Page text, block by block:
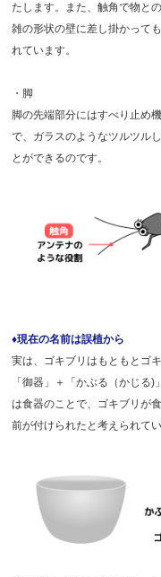
たします。また、触角で物と
雑の形状の壁に差し掛かって
れています。
・脚
脚の先端部分にはすべり止め
で、ガラスのようなツルツル
とができるのです。
♦現在の名前は誤植から
実は、ゴキブリはもともとゴ
「御器」＋「かぶる（かじる
は食器のことで、ゴキブリが
前が付けられたと考えられてい